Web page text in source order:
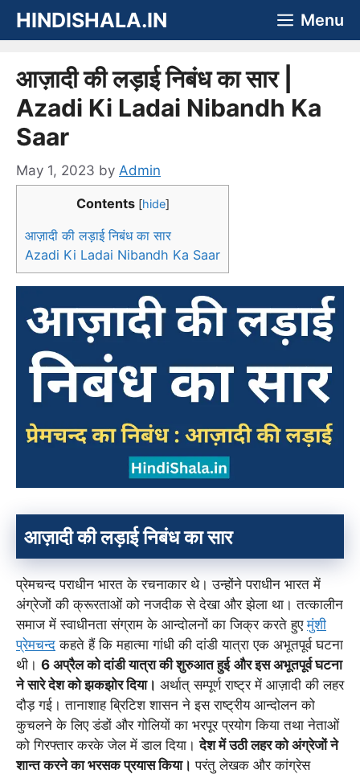
SkipHINDISHALA.IN Menu
आज़ादी की लड़ाई निबंध का सार |
Azadi Ki Ladai Nibandh Ka
Saar
May 1, 2023 by Admin
Contents [hide]
आज़ादी की लड़ाई निबंध का सार
Azadi Ki Ladai Nibandh Ka Saar
आज़ादी की लड़ाई निबंध का सार
प्रेमचन्द पराधीन भारत के रचनाकार थे। उन्होंने पराधीन भारत में
अंग्रेजों की क्रूरताओं को नजदीक से देखा और झेला था। तत्कालीन
समाज में स्वाधीनता संग्राम के आन्दोलनों का जिक्र करते हुएमुंशी
प्रेमचन्द कहते हैं कि महात्मा गांधी की दांडी यात्रा एक अभूतपूर्व घटना
थी। 6 अप्रैल को दांडी यात्रा की शुरुआत हुई और इस अभूतपूर्व घटना
ने सारे देश को झकझोर दिया। अर्थात् सम्पूर्ण राष्ट्र में आज़ादी की लहर
दौड़ गई। तानाशाह ब्रिटिश शासन ने इस राष्ट्रीय आन्दोलन को
कुचलने के लिए डंडों और गोलियों का भरपूर प्रयोग किया तथा नेताओं
को गिरफ्तार करके जेल में डाल दिया।देश में उठी लहर को अंग्रेजों ने
शान्त करने का भरसक प्रयास किया। परंतु लेखक और कांग्रेस